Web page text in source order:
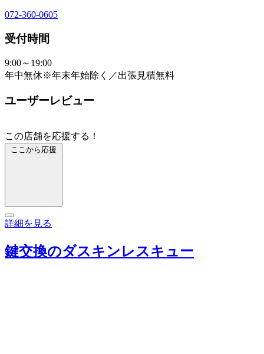
072-360-0605
受付時間
9:00～19:00
年中無休※年末年始除く／出張見積無料
ユーザーレビュー
この店舗を応援する！
ここから応援
詳細を見る
鍵交換のダスキンレスキュー